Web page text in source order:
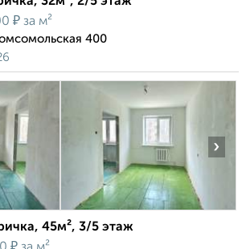
₽ за м²
400
›
45м², 3/5 этаж